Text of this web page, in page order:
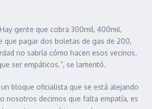
gente que cobra 300mil, 400mil,
que pagar dos boletas de gas de 200,
no sabría cómo hacen esos vecinos.
ser empáticos.”, se lamentó.
bloque oficialista que se está alejando
nosotros decimos que falta empatía, es